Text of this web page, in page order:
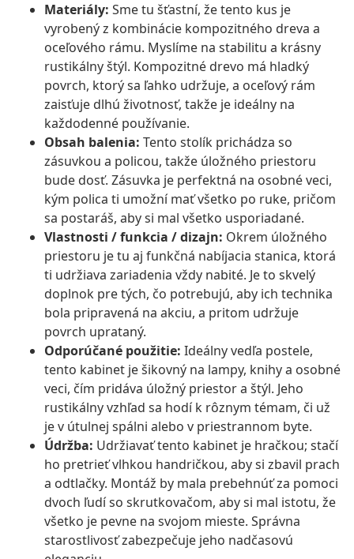
Materiály: Sme tu šťastní, že tento kus je
vyrobený z kombinácie kompozitného dreva a
oceľového rámu. Myslíme na stabilitu a krásny
rustikálny štýl. Kompozitné drevo má hladký
povrch, ktorý sa ľahko udržuje, a oceľový rám
zaisťuje dlhú životnosť, takže je ideálny na
každodenné používanie.
Obsah balenia: Tento stolík prichádza so
zásuvkou a policou, takže úložného priestoru
bude dosť. Zásuvka je perfektná na osobné veci,
kým polica ti umožní mať všetko po ruke, pričom
sa postaráš, aby si mal všetko usporiadané.
Vlastnosti / funkcia / dizajn: Okrem úložného
priestoru je tu aj funkčná nabíjacia stanica, ktorá
ti udržiava zariadenia vždy nabité. Je to skvelý
doplnok pre tých, čo potrebujú, aby ich technika
bola pripravená na akciu, a pritom udržuje
povrch uprataný.
Odporúčané použitie: Ideálny vedľa postele,
tento kabinet je šikovný na lampy, knihy a osobné
veci, čím pridáva úložný priestor a štýl. Jeho
rustikálny vzhľad sa hodí k rôznym témam, či už
je v útulnej spálni alebo v priestrannom byte.
Údržba: Udržiavať tento kabinet je hračkou; stačí
ho pretrieť vlhkou handričkou, aby si zbavil prach
a odtlačky. Montáž by mala prebehnúť za pomoci
dvoch ľudí so skrutkovačom, aby si mal istotu, že
všetko je pevne na svojom mieste. Správna
starostlivosť zabezpečuje jeho nadčasovú